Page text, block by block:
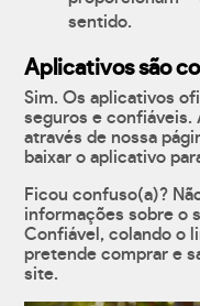
sentido.
Aplicativos são
Sim. Os aplicativos
seguros e confiáveis.
através de nossa
baixar o aplicativo
Ficou confuso(a)?
informações sobre o
Confiável, colando o
pretende comprar e
site.